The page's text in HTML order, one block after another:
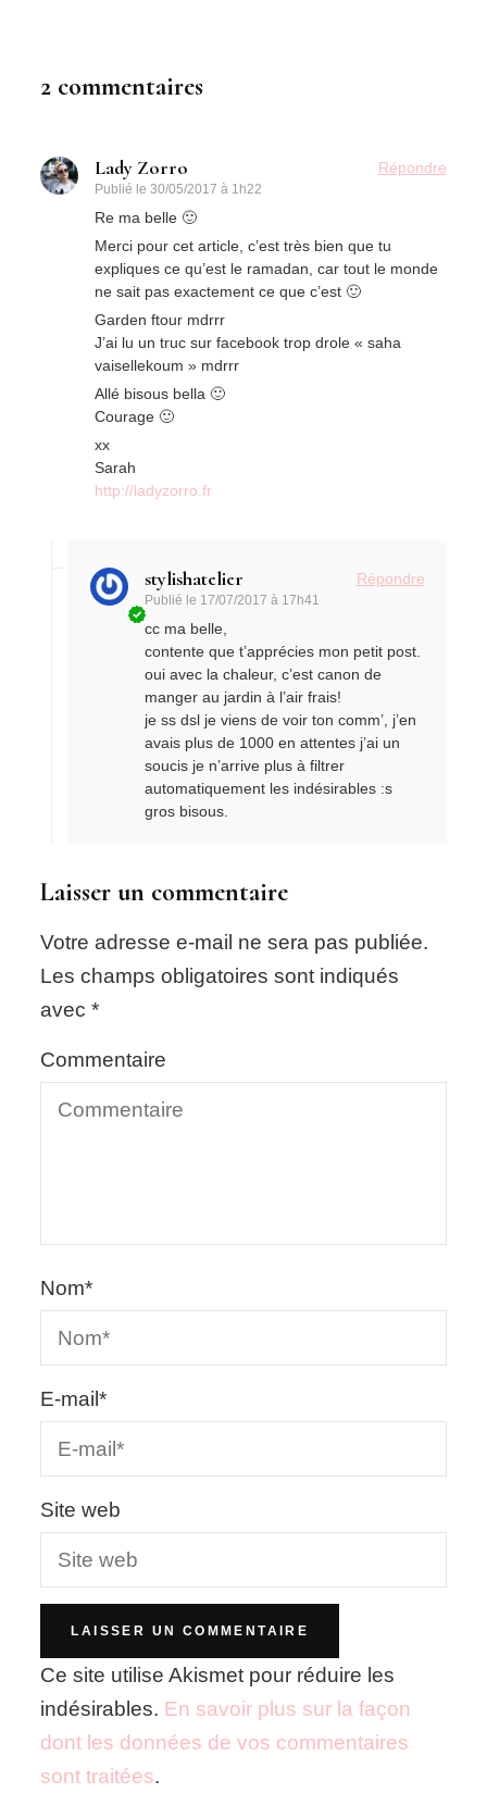
2 commentaires
Lady Zorro
Publié le30/05/2017 à 1h22
Répondre
Re ma belle 🙂
Merci pour cet article, c’est très bien que tu
expliques ce qu’est le ramadan, car tout le monde
ne sait pas exactement ce que c’est 🙂
Garden ftour mdrrr
J’ai lu un truc sur facebook trop drole « saha
vaisellekoum » mdrrr
Allé bisous bella 🙂
Courage 🙂
xx
Sarah
http://ladyzorro.fr
stylishatelier
Publié le 17/07/2017 à 17h41
Répondre
cc ma belle,
contente que t’apprécies mon petit post.
oui avec la chaleur, c’est canon de
manger au jardin à l’air frais!
je ss dsl je viens de voir ton comm’, j’en
avais plus de 1000 en attentes j’ai un
soucis je n’arrive plus à filtrer
automatiquement les indésirables :s
gros bisous.
Laisser un commentaire
Votre adresse e-mail ne sera pas publiée.
Les champs obligatoires sont indiqués
avec*
Commentaire
Nom*
E-mail*
Site web
Ce site utilise Akismet pour réduire les
indésirables. En savoir plus sur la façon
dont les données de vos commentaires
sont traitées.